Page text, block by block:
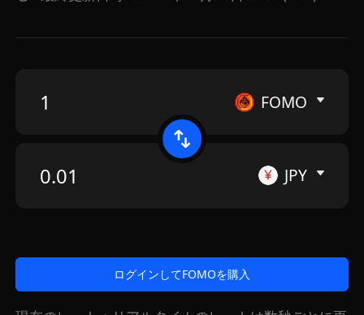
FOMO
JPY
ログインしてFOMOを購入